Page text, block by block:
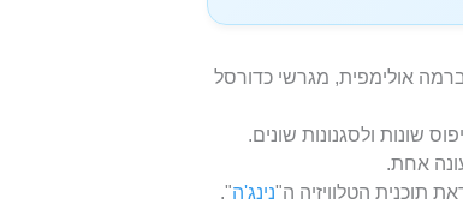
100 טרמפולינות ברמה אולימפית, מגרשי כדורסל
נינג'ה".